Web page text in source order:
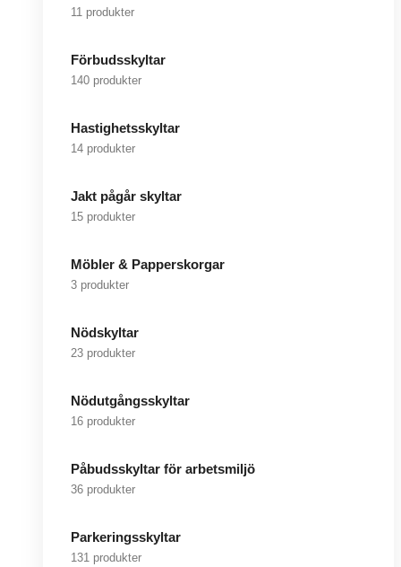
11 produkter
Förbudsskyltar
140 produkter
Hastighetsskyltar
14 produkter
Jakt pågår skyltar
15 produkter
Möbler & Papperskorgar
3 produkter
Nödskyltar
23 produkter
Nödutgångsskyltar
16 produkter
Påbudsskyltar för arbetsmiljö
36 produkter
Parkeringsskyltar
131 produkter